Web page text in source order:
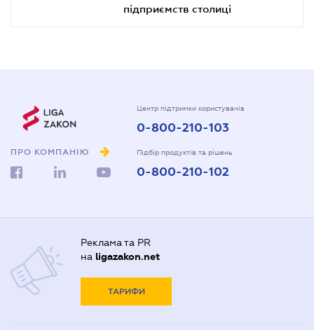
підприємств столиці
ПРО КОМПАНІЮ
Центр підтримки користувачів
0-800-210-103
Підбір продуктів та рішень
0-800-210-102
Реклама та PR
на ligazakon.net
ТАРИФИ